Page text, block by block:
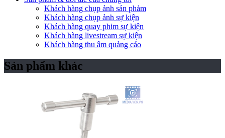
Khách hàng chụp ảnh sản phảm
Khách hàng chụp ảnh sự kiện
Khách hàng quay phim sự kiện
Khách hàng livestream sự kiện
Khách hàng thu âm quảng cáo
Sản phẩm khác